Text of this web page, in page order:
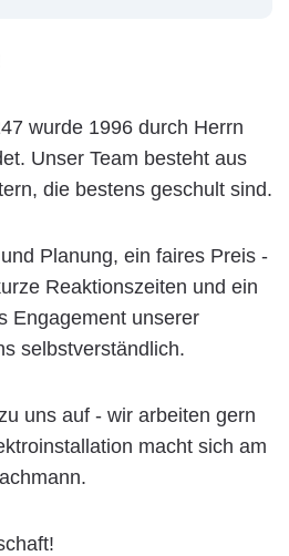
wurde 1996 durch Herrn
Unser Team besteht aus
die bestens geschult sind.
Planung, ein faires Preis -
Reaktionszeiten und ein
Engagement unserer
selbstverständlich.
uns auf - wir arbeiten gern
macht sich am